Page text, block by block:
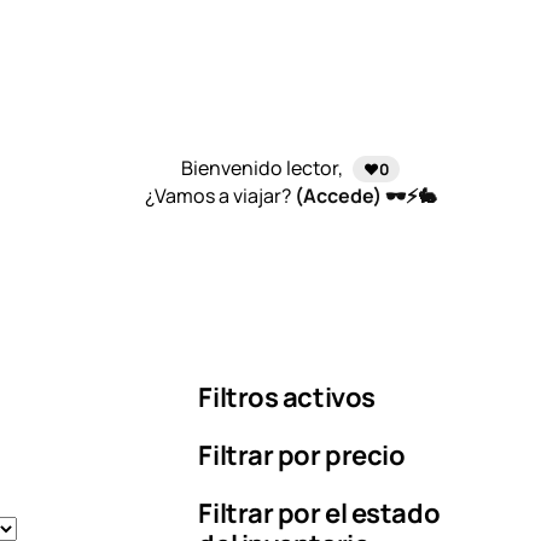
Bienvenido lector, ❤️0
¿Vamos a viajar? (Accede) 🕶️⚡🐇
Filtros activos
Filtrar por precio
Filtrar por el estado